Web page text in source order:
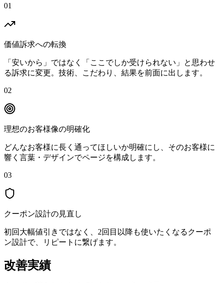
01
価値訴求への転換
「安いから」ではなく「ここでしか受けられない」と思わせ
る訴求に変更。技術、こだわり、結果を前面に出します。
02
理想のお客様像の明確化
どんなお客様に長く通ってほしいか明確にし、そのお客様に
響く言葉・デザインでページを構成します。
03
クーポン設計の見直し
初回大幅値引きではなく、2回目以降も使いたくなるクーポ
ン設計で、リピートに繋げます。
改善実績